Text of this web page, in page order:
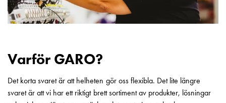
laddbox
vägguttag?
Välj
laddbox
Varför GARO?
Det korta svaret är att helheten gör oss flexibla. Det lite längre
svaret är att vi har ett riktigt brett sortiment av produkter, lösningar